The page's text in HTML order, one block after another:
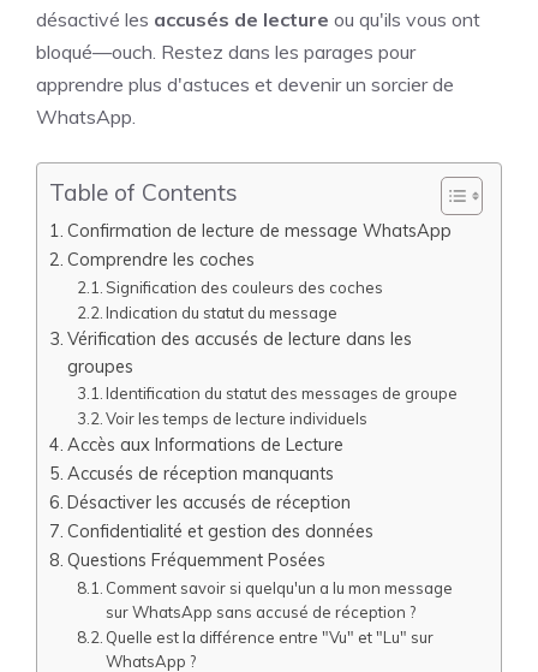
désactivé les accusés de lecture ou qu'ils vous ont
bloqué—ouch. Restez dans les parages pour
apprendre plus d'astuces et devenir un sorcier de
WhatsApp.
Table of Contents
Confirmation de lecture de message WhatsApp
Comprendre les coches
Signification des couleurs des coches
Indication du statut du message
Vérification des accusés de lecture dans les
groupes
Identification du statut des messages de groupe
Voir les temps de lecture individuels
Accès aux Informations de Lecture
Accusés de réception manquants
Désactiver les accusés de réception
Confidentialité et gestion des données
Questions Fréquemment Posées
Comment savoir si quelqu'un a lu mon message
sur WhatsApp sans accusé de réception ?
Quelle est la différence entre "Vu" et "Lu" sur
WhatsApp ?